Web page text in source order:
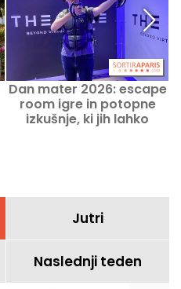
Dan mater 2026: escape
room igre in potopne
izkušnje, ki jih lahko
Jutri
Naslednji teden